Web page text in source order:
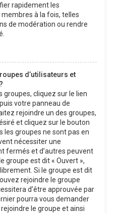
rapidement les
à la fois, telles
de modération ou rendre
d’utilisateurs et
groupes, cliquez sur le lien
votre panneau de
rejoindre un des groupes,
et cliquez sur le bouton
les groupes ne sont pas en
nécessiter une
fermés et d’autres peuvent
groupe est dit « Ouvert »,
Si le groupe est dit
rejoindre le groupe
d’être approuvée par
pourra vous demander
le groupe et ainsi